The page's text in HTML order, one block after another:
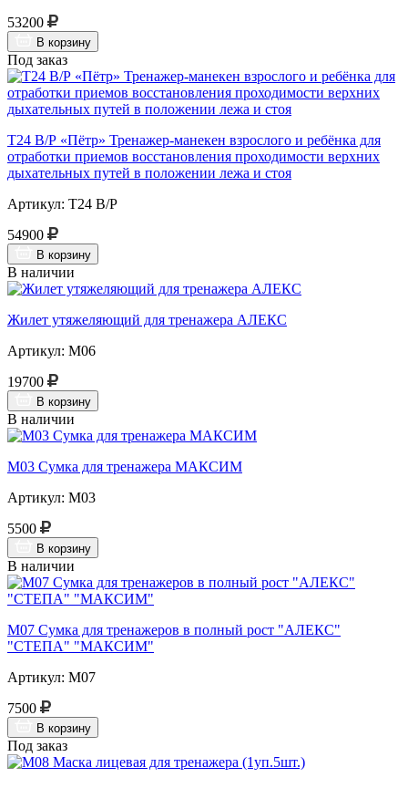
53200
В корзину
Под заказ
Т24 В/Р «Пётр» Тренажер-манекен взрослого и ребёнка для
отработки приемов восстановления проходимости верхних
дыхательных путей в положении лежа и стоя
Артикул: Т24 В/Р
54900
В корзину
В наличии
Жилет утяжеляющий для тренажера АЛЕКС
Артикул: М06
19700
В корзину
В наличии
М03 Сумка для тренажера МАКСИМ
Артикул: М03
5500
В корзину
В наличии
М07 Сумка для тренажеров в полный рост "АЛЕКС"
"СТЕПА" "МАКСИМ"
Артикул: М07
7500
В корзину
Под заказ